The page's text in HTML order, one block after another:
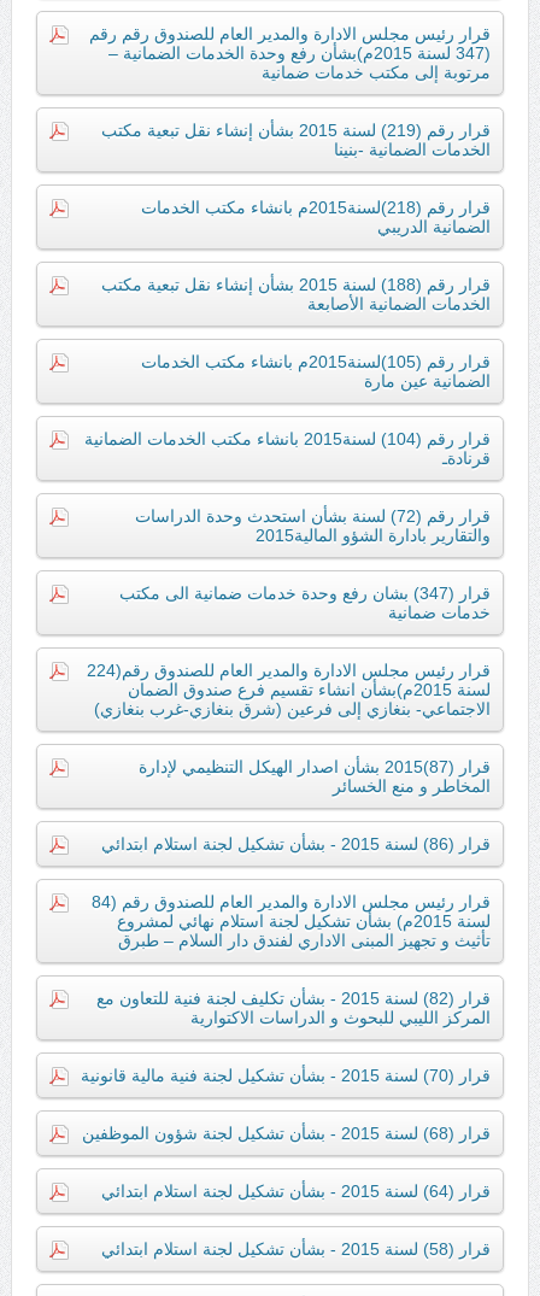
قرار رئيس مجلس الادارة والمدير العام للصندوق رقم رقم
(347 لسنة 2015م)بشأن رفع وحدة الخدمات الضمانية –
مرتوبة إلى مكتب خدمات ضمانية
قرار رقم (219) لسنة 2015 بشأن إنشاء نقل تبعية مكتب
الخدمات الضمانية -بنينا
قرار رقم (218)لسنة2015م بانشاء مكتب الخدمات
الضمانية الدريبي
قرار رقم (188) لسنة 2015 بشأن إنشاء نقل تبعية مكتب
الخدمات الضمانية الأصابعة
قرار رقم (105)لسنة2015م بانشاء مكتب الخدمات
الضمانية عين مارة
قرار رقم (104) لسنة2015 بانشاء مكتب الخدمات الضمانية
قرنادةـ
قرار رقم (72) لسنة بشأن استحدث وحدة الدراسات
والتقارير بادارة الشؤو المالية2015
قرار (347) بشان رفع وحدة خدمات ضمانية الى مكتب
خدمات ضمانية
قرار رئيس مجلس الادارة والمدير العام للصندوق رقم(224
لسنة 2015م)بشأن انشاء تقسيم فرع صندوق الضمان
الاجتماعي- بنغازي إلى فرعين (شرق بنغازي-غرب بنغازي)
قرار (87)2015 بشأن اصدار الهيكل التنظيمي لإدارة
المخاطر و منع الخسائر
قرار (86) لسنة 2015 - بشأن تشكيل لجنة استلام ابتدائي
قرار رئيس مجلس الادارة والمدير العام للصندوق رقم (84
لسنة 2015م) بشأن تشكيل لجنة استلام نهائي لمشروع
تأثيث و تجهيز المبنى الاداري لفندق دار السلام – طبرق
قرار (82) لسنة 2015 - بشأن تكليف لجنة فنية للتعاون مع
المركز الليبي للبحوث و الدراسات الاكتوارية
قرار (70) لسنة 2015 - بشأن تشكيل لجنة فنية مالية قانونية
قرار (68) لسنة 2015 - بشأن تشكيل لجنة شؤون الموظفين
قرار (64) لسنة 2015 - بشأن تشكيل لجنة استلام ابتدائي
قرار (58) لسنة 2015 - بشأن تشكيل لجنة استلام ابتدائي